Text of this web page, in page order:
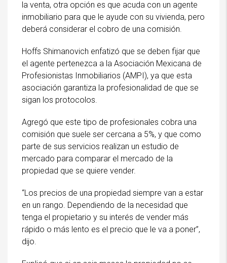
la venta, otra opción es que acuda con un agente
inmobiliario para que le ayude con su vivienda, pero
deberá considerar el cobro de una comisión.
Hoffs Shimanovich enfatizó que se deben fijar que
el agente pertenezca a la Asociación Mexicana de
Profesionistas Inmobiliarios (AMPI), ya que esta
asociación garantiza la profesionalidad de que se
sigan los protocolos.
Agregó que este tipo de profesionales cobra una
comisión que suele ser cercana a 5%, y que como
parte de sus servicios realizan un estudio de
mercado para comparar el mercado de la
propiedad que se quiere vender.
“Los precios de una propiedad siempre van a estar
en un rango. Dependiendo de la necesidad que
tenga el propietario y su interés de vender más
rápido o más lento es el precio que le va a poner”,
dijo.